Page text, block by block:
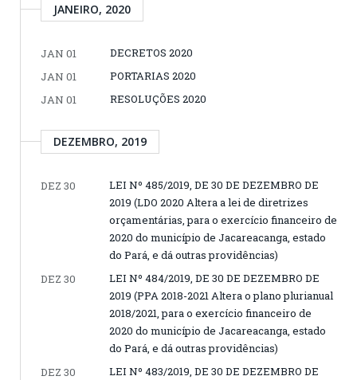
JANEIRO, 2020
JAN 01
DECRETOS 2020
JAN 01
PORTARIAS 2020
JAN 01
RESOLUÇÕES 2020
DEZEMBRO, 2019
DEZ 30
LEI Nº 485/2019, DE 30 DE DEZEMBRO DE
2019 (LDO 2020 Altera a lei de diretrizes
orçamentárias, para o exercício financeiro de
2020 do município de Jacareacanga, estado
do Pará, e dá outras providências)
DEZ 30
LEI Nº 484/2019, DE 30 DE DEZEMBRO DE
2019 (PPA 2018-2021 Altera o plano plurianual
2018/2021, para o exercício financeiro de
2020 do município de Jacareacanga, estado
do Pará, e dá outras providências)
DEZ 30
LEI Nº 483/2019, DE 30 DE DEZEMBRO DE